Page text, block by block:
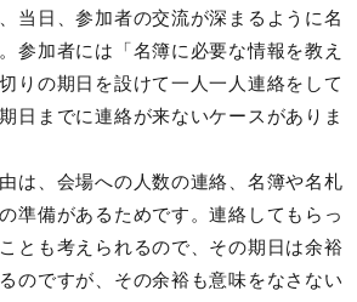
当日、参加者の交流が深まるように名
参加者には「名簿に必要な情報を教え
りの期日を設けて一人一人連絡をして
日までに連絡が来ないケースがありま
は、会場への人数の連絡、名簿や名札
準備があるためです。連絡してもらっ
とも考えられるので、その期日は余裕
のですが、その余裕も意味をなさない